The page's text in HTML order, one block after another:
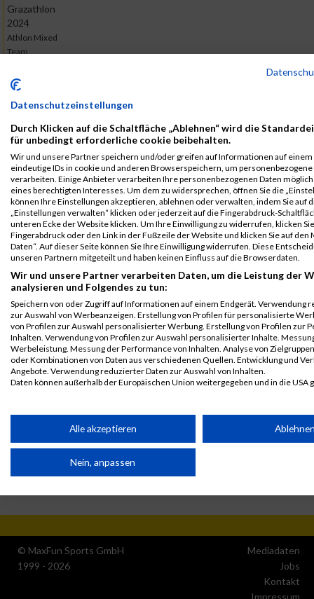
Grazathlon
2024
Athlon Mixed
Team
2023
First
Grazathlon
2023
Athlon 10km
5174 Verena Aitzetmüller 1995
Grazathlon
2023
Athlon Mixed
Team
5174 Verena Aitzetmüller 1995 AUT
Legende:
GPos = Geschlechter Position, KPos = Kategorie Position, TPos =
Team Position, DNS = Did not start, DNF = Did not finish, DQ =
Disqualifiziert
© MaxFun Sports GmbH
1999 - 2026
Mediadaten
Jobs
Kontakt
Impressum
Datenschutzeinstellungen
Durch Klicken auf die Schaltfläche „Ablehnen“ wird die
für unbedingt erforderliche cookie beibehalten.
Wir und unsere Partner speichern und/oder greifen auf Informationen auf einem
eindeutige IDs in cookie und anderen Browserspeichern, um personenbezogene
verarbeiten. Einige Anbieter verarbeiten Ihre personenbezogenen Daten
eines berechtigten Interesses. Um dem zu widersprechen, öffnen Sie die
können Ihre Einstellungen akzeptieren, ablehnen oder verwalten, indem Sie auf
„Einstellungen verwalten“ klicken oder jederzeit auf die Fingerabdruck-
unteren Ecke der Website klicken. Um Ihre Einwilligung zu widerrufen, klicken
Fingerabdruck oder den Link in der Fußzeile der Website und klicken Sie auf den
Daten“. Auf dieser Seite können Sie Ihre Einwilligung widerrufen. Diese
unseren Partnern mitgeteilt und haben keinen Einfluss auf die Browserdaten.
Wir und unsere Partner verarbeiten Daten, um die Leistung der
analysieren und Folgendes zu tun:
Speichern von oder Zugriff auf Informationen auf einem Endgerät. Verwendung
zur Auswahl von Werbeanzeigen. Erstellung von Profilen für personalisierte
von Profilen zur Auswahl personalisierter Werbung. Erstellung von Profilen zur
Inhalten. Verwendung von Profilen zur Auswahl personalisierter Inhalte.
Werbeleistung. Messung der Performance von Inhalten. Analyse von
oder Kombinationen von Daten aus verschiedenen Quellen. Entwicklung und
Angebote. Verwendung reduzierter Daten zur Auswahl von Inhalten.
Daten können außerhalb der Europäischen Union weitergegeben und in die USA
Partnerliste anzeigen (1 IAB-Anbieter)
Wir nutzen Ihre Daten für folgende Zwecke:
IAB-Verarbeitungszwecke:
Alle akzeptieren
Nein, anpassen